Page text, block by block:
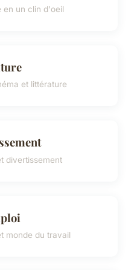
en un clin d'oeil
et littérature
divertissement
monde du travail